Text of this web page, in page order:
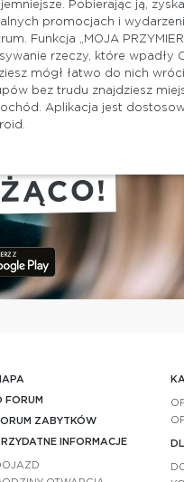
Pobierając ją,
promocjach i
Funkcja „MOJA
rzeczy, które wpadły
mógł łatwo do nich
bez trudu znajdziesz
Aplikacja jest
FORUM
ZABYTKÓW
INFORMACJE